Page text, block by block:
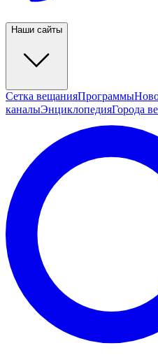
Наши сайты
Сетка вещанияПрограммы
каналыЭнциклопедияГорода